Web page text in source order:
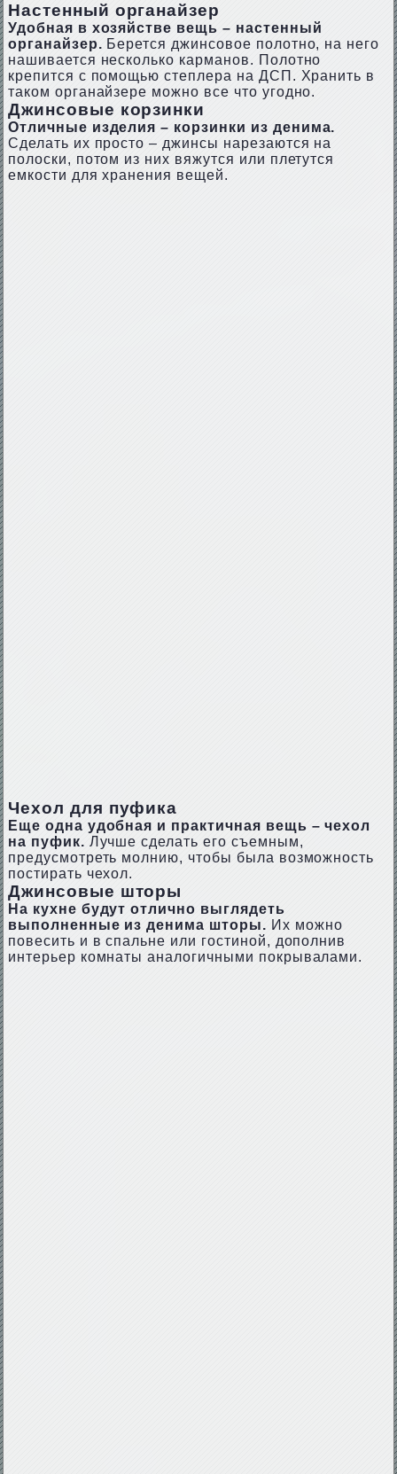
Настенный органайзер
Удобная в хозяйстве вещь – настенный
органайзер. Берется джинсовое полотно, на него
нашивается несколько карманов. Полотно
крепится с помощью степлера на ДСП. Хранить в
таком органайзере можно все что угодно.
Джинсовые корзинки
Отличные изделия – корзинки из денима.
Сделать их просто – джинсы нарезаются на
полоски, потом из них вяжутся или плетутся
емкости для хранения вещей.
Чехол для пуфика
Еще одна удобная и практичная вещь – чехол
на пуфик. Лучше сделать его съемным,
предусмотреть молнию, чтобы была возможность
постирать чехол.
Джинсовые шторы
На кухне будут отлично выглядеть
выполненные из денима шторы. Их можно
повесить и в спальне или гостиной, дополнив
интерьер комнаты аналогичными покрывалами.